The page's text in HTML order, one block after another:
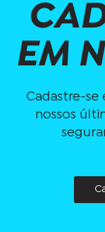
EM
Cadastre-se
nossos